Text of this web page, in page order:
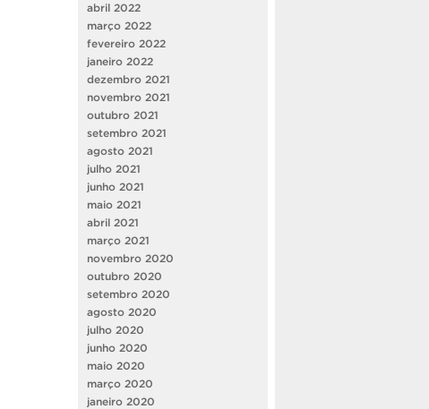
abril 2022
março 2022
fevereiro 2022
janeiro 2022
dezembro 2021
novembro 2021
outubro 2021
setembro 2021
agosto 2021
julho 2021
junho 2021
maio 2021
abril 2021
março 2021
novembro 2020
outubro 2020
setembro 2020
agosto 2020
julho 2020
junho 2020
maio 2020
março 2020
janeiro 2020